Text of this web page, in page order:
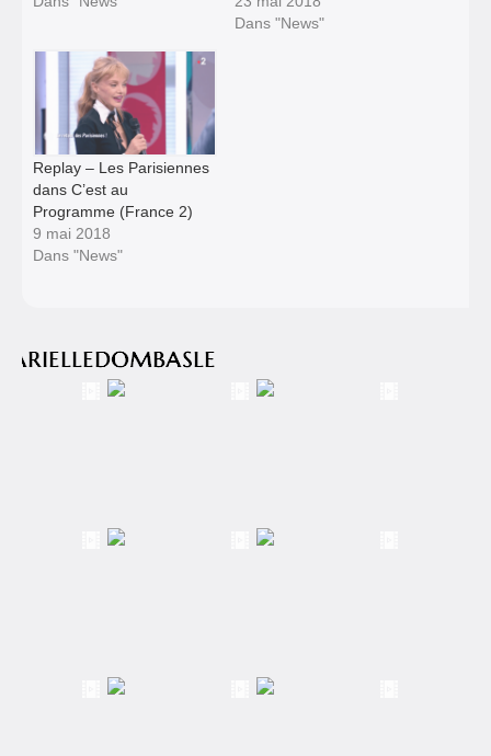
Dans "News"
Replay – Les Parisiennes
dans C’est au
Programme (France 2)
9 mai 2018
Dans "News"